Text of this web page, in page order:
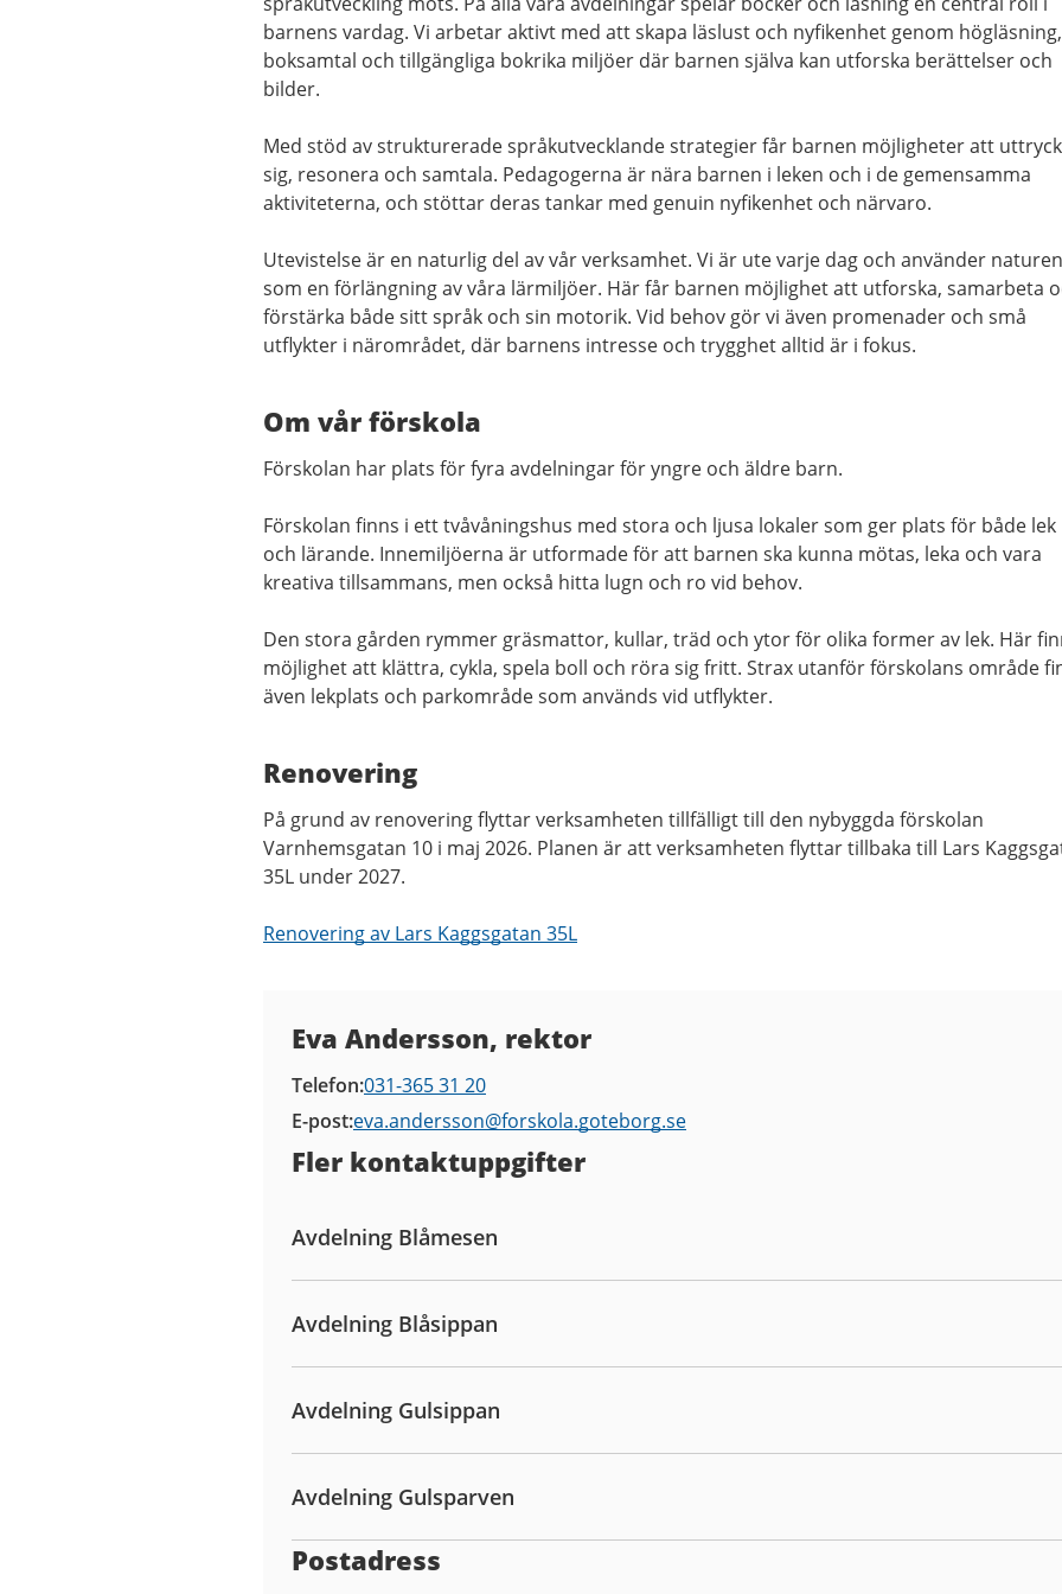
barnens vardag. Vi arbetar aktivt med att skapa läslust och nyfikenhet genom högläsning,
boksamtal och tillgängliga bokrika miljöer där barnen själva kan utforska berättelser och
bilder.
Med stöd av strukturerade språkutvecklande strategier får barnen möjligheter att
sig, resonera och samtala. Pedagogerna är nära barnen i leken och i de gemensamma
aktiviteterna, och stöttar deras tankar med genuin nyfikenhet och närvaro.
Utevistelse är en naturlig del av vår verksamhet. Vi är ute varje dag och använder naturen
som en förlängning av våra lärmiljöer. Här får barnen möjlighet att utforska, samarbeta
förstärka både sitt språk och sin motorik. Vid behov gör vi även promenader och små
utflykter i närområdet, där barnens intresse och trygghet alltid är i fokus.
Om vår förskola
Förskolan har plats för fyra avdelningar för yngre och äldre barn.
Förskolan finns i ett tvåvåningshus med stora och ljusa lokaler som ger plats för både lek
och lärande. Innemiljöerna är utformade för att barnen ska kunna mötas, leka och vara
kreativa tillsammans, men också hitta lugn och ro vid behov.
Den stora gården rymmer gräsmattor, kullar, träd och ytor för olika former av lek. Här
möjlighet att klättra, cykla, spela boll och röra sig fritt. Strax utanför förskolans område
även lekplats och parkområde som används vid utflykter.
Renovering
På grund av renovering flyttar verksamheten tillfälligt till den nybyggda förskolan
Varnhemsgatan 10 i maj 2026. Planen är att verksamheten flyttar tillbaka till Lars
35L under 2027.
Renovering av Lars Kaggsgatan 35L
Eva Andersson, rektor
Telefon 031-365 31 20
E-post eva.andersson@forskola.goteborg.se
Fler kontaktuppgifter
Avdelning Blåmesen
Avdelning Blåsippan
Avdelning Gulsippan
Avdelning Gulsparven
Postadress